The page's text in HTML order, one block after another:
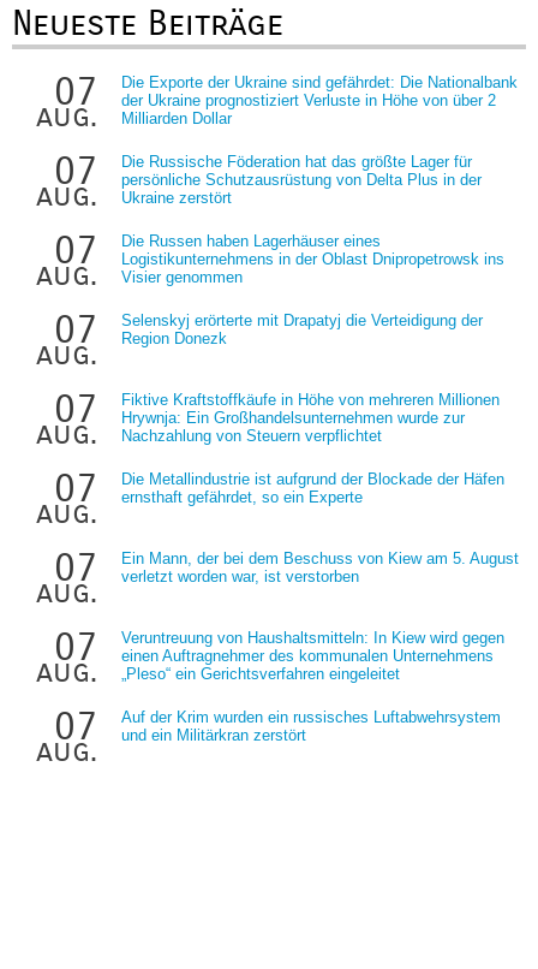
Neueste Beiträge
07
aug.
Die Exporte der Ukraine sind gefährdet: Die Nationalbank
der Ukraine prognostiziert Verluste in Höhe von über 2
Milliarden Dollar
07
aug.
Die Russische Föderation hat das größte Lager für
persönliche Schutzausrüstung von Delta Plus in der
Ukraine zerstört
07
aug.
Die Russen haben Lagerhäuser eines
Logistikunternehmens in der Oblast Dnipropetrowsk ins
Visier genommen
07
aug.
Selenskyj erörterte mit Drapatyj die Verteidigung der
Region Donezk
07
aug.
Fiktive Kraftstoffkäufe in Höhe von mehreren Millionen
Hrywnja: Ein Großhandelsunternehmen wurde zur
Nachzahlung von Steuern verpflichtet
07
aug.
Die Metallindustrie ist aufgrund der Blockade der Häfen
ernsthaft gefährdet, so ein Experte
07
aug.
Ein Mann, der bei dem Beschuss von Kiew am 5. August
verletzt worden war, ist verstorben
07
aug.
Veruntreuung von Haushaltsmitteln: In Kiew wird gegen
einen Auftragnehmer des kommunalen Unternehmens
„Pleso“ ein Gerichtsverfahren eingeleitet
07
aug.
Auf der Krim wurden ein russisches Luftabwehrsystem
und ein Militärkran zerstört